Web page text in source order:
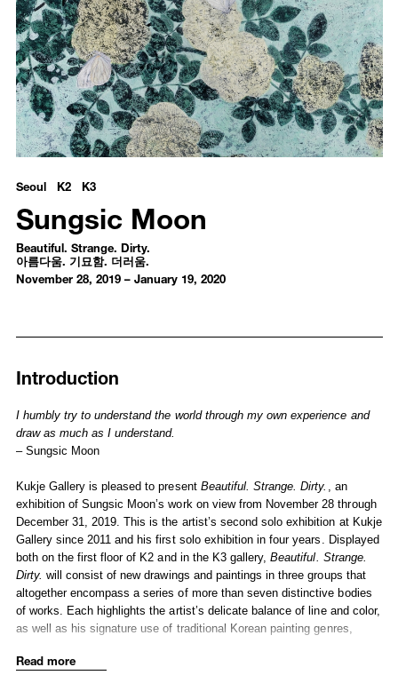
아름다움. 기묘함. 더러움.
Seoul K2 K3
Sungsic Moon
Beautiful. Strange. Dirty.
아름다움. 기묘함. 더러움.
November 28, 2019 – January 19, 2020
Installation Views
Works
Selected Press
Introduction
I humbly try to understand the world through my own experience and
draw as much as I understand.
– Sungsic Moon
Kukje Gallery is pleased to present Beautiful. Strange. Dirty.
, an
exhibition of Sungsic Moon’s work on view from November 28 through
December 31, 2019. This is the artist’s second solo exhibition at Kukje
Gallery since 2011 and his first solo exhibition in four years. Displayed
both on the first floor of K2 and in the K3 gallery,Beautiful. Strange.
Dirty. will consist of new drawings and paintings in three groups that
altogether encompass a series of more than seven distinctive bodies
of works. Each highlights the artist’s delicate balance of line and color,
as well as his signature use of traditional Korean painting genres,
the way he incorporates Eastern and Western drawing traditions, the
Read more